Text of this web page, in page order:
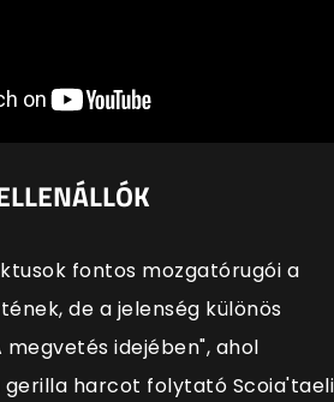
fontos mozgatórugói a
de a jelenség különös
idejében", ahol
gerilla harcot folytató